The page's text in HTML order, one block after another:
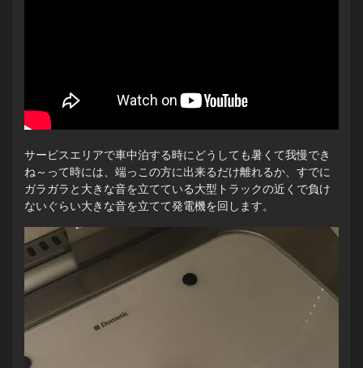
サービスエリアで車中泊する時にどうしても暑くて我慢でき
ね～って時には、端っこの方に出来るだけ離れるか、すでに
ガラガラと大きな音を立てている大型トラックの近くで負け
ないぐらい大きな音を立てて発電機を回します。